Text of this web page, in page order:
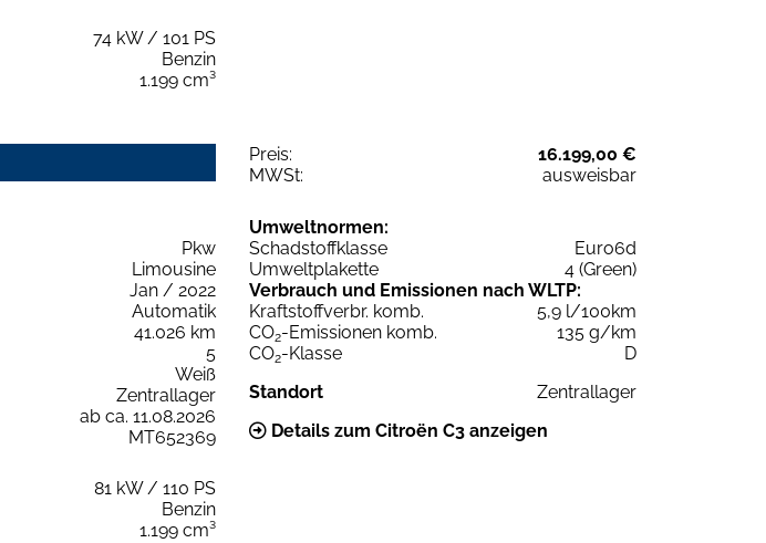
74 kW / 101 PS
Benzin
1.199 cm³
Preis:
16.199,00 €
MWSt:
ausweisbar
Pkw
Limousine
Jan / 2022
Automatik
41.026 km
5
Weiß
Zentrallager
ab ca. 11.08.2026
MT652369
81 kW / 110 PS
Benzin
1.199 cm³
Umweltnormen:
Schadstoffklasse
Euro6d
Umweltplakette
4 (Green)
Verbrauch und Emissionen nach WLTP:
Kraftstoffverbr. komb.
5,9 l/100km
CO2-Emissionen komb.
135 g/km
CO2-Klasse
D
Standort
Zentrallager
Details zum Citroën C3 anzeigen